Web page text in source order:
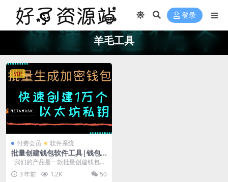
登录
羊毛工具
VIP
付费会员 软件系统
批量创建钱包软件工具|钱包
生成器|离线生成器|以太坊地
我们的产品是一款批量创建钱包的
软件工具，可以轻松地为您的团队
或组织...
3 年前 1.2K 50